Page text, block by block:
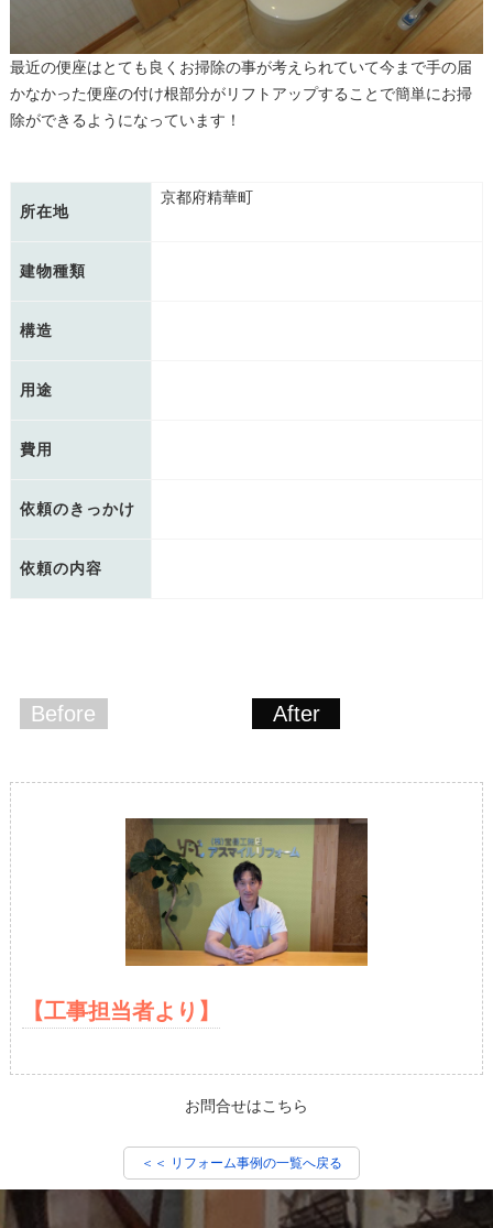
最近の便座はとても良くお掃除の事が考えられていて今まで手の届
かなかった便座の付け根部分がリフトアップすることで簡単にお掃
除ができるようになっています！
所在地
京都府精華町
建物種類
構造
用途
費用
依頼のきっかけ
依頼の内容
Before After
【工事担当者より】
お問合せはこちら
＜＜ リフォーム事例の一覧へ戻る